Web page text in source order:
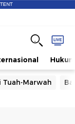
Hukum
Tuah-Marwah